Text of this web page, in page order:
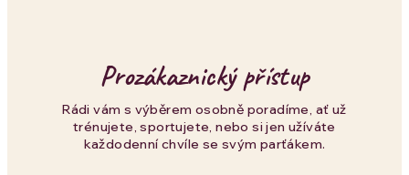
p
r
v
Prozákaznický přístup
Rádi vám s výběrem osobně poradíme, ať už
trénujete, sportujete, nebo si jen užíváte
každodenní chvíle se svým parťákem.